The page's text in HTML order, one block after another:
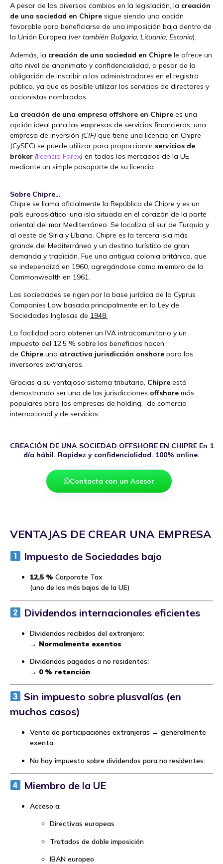
A pesar de los diversos cambios en la legislación, la creación
de una sociedad en Chipre sigue siendo una opción
favorable para beneficiarse de una imposición baja dentro de
la Unión Europea (ver también Bulgaria, Lituania, Estonia).
Además, la creación de una sociedad en Chipre le ofrece un
alto nivel de anonimato y confidencialidad, a pesar de la
obligación de inscribir a los administradores en el registro
público, ya que es posible utilizar los servicios de directores y
accionistas nombrados.
La creación de una empresa offshore en Chipre es una
opción ideal para las empresas de servicios financieros, una
empresa de inversión (CIF) que tiene una licencia en Chipre
(CySEC) se puede utilizar para proporcionar servicios de
bróker (licencia Forex) en todos los mercados de la UE
mediante un simple pasaporte de su licencia.
Sobre Chipre…
Chipre se llama oficialmente la República de Chipre y es un
país euroasiático, una isla situada en el corazón de la parte
oriental del mar Mediterráneo. Se localiza al sur de Turquía y
al oeste de Siria y Líbano. Chipre es la tercera isla más
grande del Mediterráneo y un destino turístico de gran
demanda y tradición. Fue una antigua colonia británica, que
se independizó en 1960, agregándose como miembro de la
Commonwealth en 1961.
Las sociedades se rigen por la base jurídica de la Cyprus
Companies Law basada principalmente en la Ley de
Sociedades Inglesas de 1948.
La facilidad para obtener un IVA intracomunitario y un
impuesto del 12,5 % sobre los beneficios hacen
de Chipre una atractiva jurisdicción onshore para los
inversores extranjeros.
Gracias a su ventajoso sistema tributario, Chipre está
demostrando ser una de las jurisdicciones offshore más
populares para las empresas de holding, de comercio
internacional y de servicios.
CREACIÓN DE UNA SOCIEDAD OFFSHORE EN CHIPRE En 1
día hábil. Rapidez y confidencialidad. 100% online.
Contacta con un Asesor
VENTAJAS DE CREAR UNA EMPRESA
Impuesto de Sociedades bajo
12,5 % Corporate Tax
(uno de los más bajos de la UE)
Dividendos internacionales eficientes
Dividendos recibidos del extranjero:
→ Normalmente exentos
Dividendos pagados a no residentes:
→ 0 % retención
Sin impuesto sobre plusvalías (en
muchos casos)
Venta de participaciones extranjeras → generalmente
exenta.
No hay impuesto sobre dividendos para no residentes.
Miembro de la UE
Acceso a:
Directivas europeas
Tratados de doble imposición
IBAN europeo